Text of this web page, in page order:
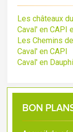
Les châteaux
Caval' en CAPI
Les Chemins
Caval' en CAPI
Caval' en
BON